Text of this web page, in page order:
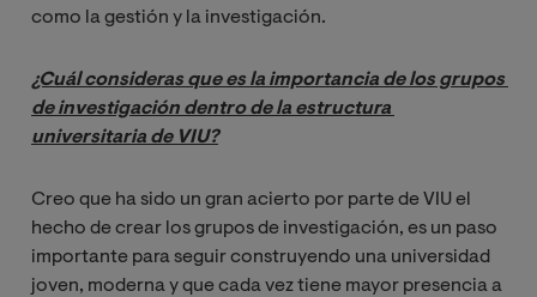
como la gestión y la investigación.
¿Cuál consideras que es la importancia de los grupos
de investigación dentro de la estructura
universitaria de VIU?
Creo que ha sido un gran acierto por parte de VIU el
hecho de crear los grupos de investigación, es un paso
importante para seguir construyendo una universidad
joven, moderna y que cada vez tiene mayor presencia a